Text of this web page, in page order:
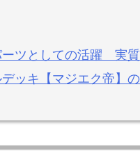
ーツとしての活躍 実質
ッキ【マジエク帝】